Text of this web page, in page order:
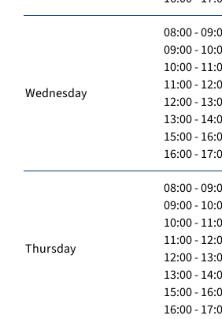
Wednesday
08:00 -
09:00 -
10:00 -
11:00 -
12:00 -
13:00 -
15:00 -
16:00 -
Thursday
08:00 -
09:00 -
10:00 -
11:00 -
12:00 -
13:00 -
15:00 -
16:00 -